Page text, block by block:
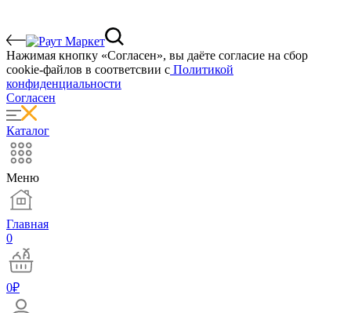
Нажимая кнопку «Согласен», вы даёте cогласие на сбор
cookie-файлов в соответсвии с Политикой
конфиденциальности
Согласен
Каталог
Меню
Главная
0
0₽